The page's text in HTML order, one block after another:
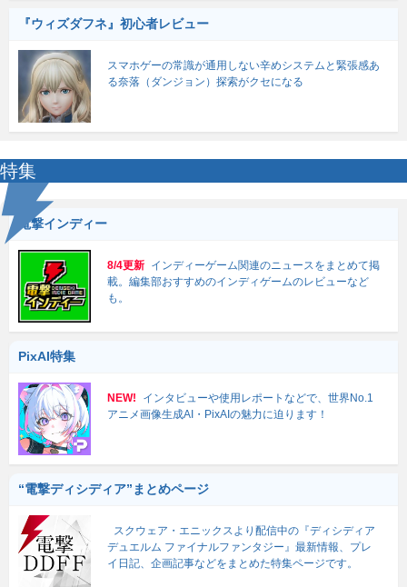
『ウィズダフネ』初心者レビュー
スマホゲーの常識が通用しない辛めシステムと緊張感あ
る奈落（ダンジョン）探索がクセになる
特集
電撃インディー
8/4更新 インディーゲーム関連のニュースをまとめて掲
載。編集部おすすめのインディゲームのレビューなど
も。
PixAI特集
NEW!
インタビューや使用レポートなどで、世界No.1
アニメ画像生成AI・PixAIの魅力に迫ります！
“電撃ディシディア”まとめページ
スクウェア・エニックスより配信中の『ディシディア
デュエルム ファイナルファンタジー』最新情報、プレ
イ日記、企画記事などをまとめた特集ページです。